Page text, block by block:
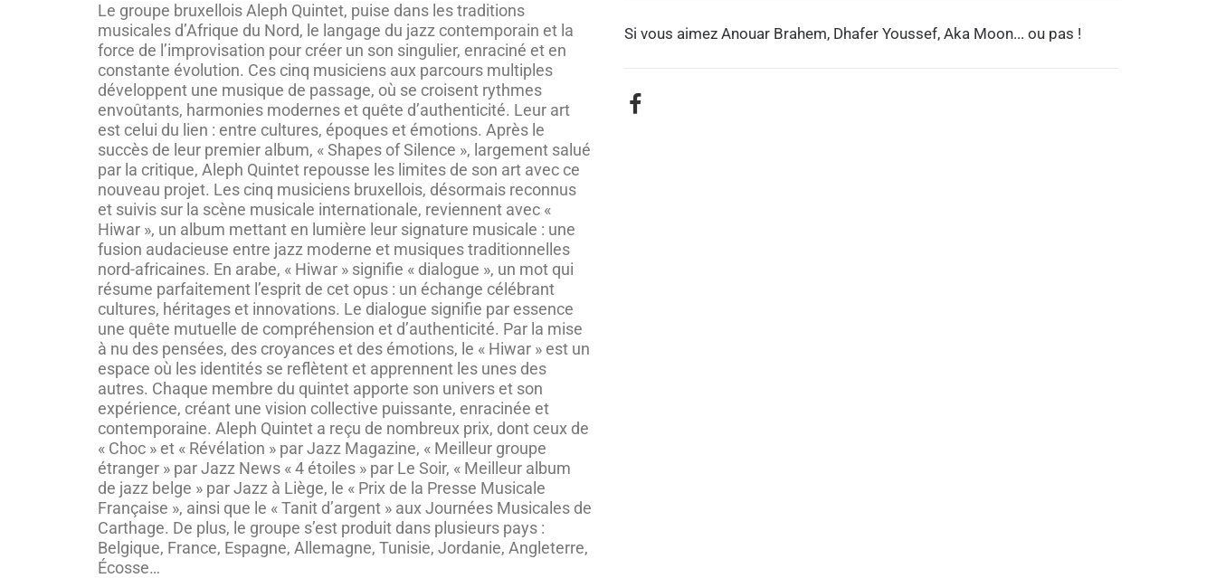
Le groupe bruxellois Aleph Quintet, puise dans les traditions
musicales d’Afrique du Nord, le langage du jazz contemporain et la
force de l’improvisation pour créer un son singulier, enraciné et en
constante évolution. Ces cinq musiciens aux parcours multiples
développent une musique de passage, où se croisent rythmes
envoûtants, harmonies modernes et quête d’authenticité. Leur art
est celui du lien : entre cultures, époques et émotions. Après le
succès de leur premier album, « Shapes of Silence », largement salué
par la critique, Aleph Quintet repousse les limites de son art avec ce
nouveau projet. Les cinq musiciens bruxellois, désormais reconnus
et suivis sur la scène musicale internationale, reviennent avec «
Hiwar », un album mettant en lumière leur signature musicale : une
fusion audacieuse entre jazz moderne et musiques traditionnelles
nord-africaines. En arabe, « Hiwar » signifie « dialogue », un mot qui
résume parfaitement l’esprit de cet opus : un échange célébrant
cultures, héritages et innovations. Le dialogue signifie par essence
une quête mutuelle de compréhension et d’authenticité. Par la mise
à nu des pensées, des croyances et des émotions, le « Hiwar » est un
espace où les identités se reflètent et apprennent les unes des
autres. Chaque membre du quintet apporte son univers et son
expérience, créant une vision collective puissante, enracinée et
contemporaine. Aleph Quintet a reçu de nombreux prix, dont ceux de
« Choc » et « Révélation » par Jazz Magazine, « Meilleur groupe
étranger » par Jazz News « 4 étoiles » par Le Soir, « Meilleur album
de jazz belge » par Jazz à Liège, le « Prix de la Presse Musicale
Française », ainsi que le « Tanit d’argent » aux Journées Musicales de
Carthage. De plus, le groupe s’est produit dans plusieurs pays :
Belgique, France, Espagne, Allemagne, Tunisie, Jordanie, Angleterre,
Écosse…
Si vous aimez Anouar Brahem, Dhafer Youssef, Aka Moon... ou pas !